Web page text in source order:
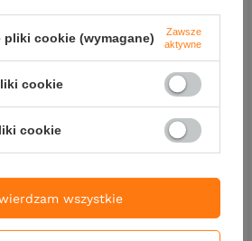
|
Kurtka Finntrail Lightsuit
Khaki | rozm. XXL
529,50 zł
Kup za: 10527
cookie (wymagane)
Zawsze
aktywne
cookie
cookie
wszystkie